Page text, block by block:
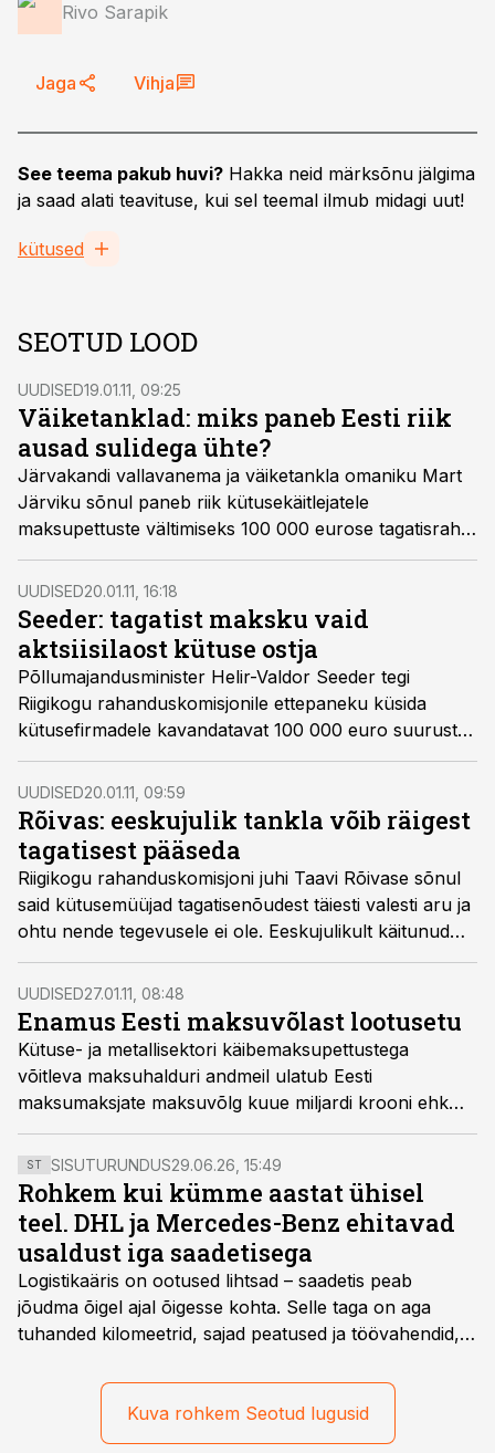
Rivo Sarapik
Jaga Vihja
See teema pakub huvi? Hakka neid märksõnu jälgima
ja saad alati teavituse, kui sel teemal ilmub midagi uut!
kütused
SEOTUD LOOD
UUDISED19.01.11, 09:25
Väiketanklad: miks paneb Eesti riik
ausad sulidega ühte?
Järvakandi vallavanema ja väiketankla omaniku Mart
Järviku sõnul paneb riik kütusekäitlejatele
maksupettuste vältimiseks 100 000 eurose tagatisraha
kehtestamisega mõned sulid enamuse ausalt
tegutsevate ettevõtetega ühte patta.
UUDISED20.01.11, 16:18
Seeder: tagatist maksku vaid
aktsiisilaost kütuse ostja
Põllumajandusminister Helir-Valdor Seeder tegi
Riigikogu rahanduskomisjonile ettepaneku küsida
kütusefirmadele kavandatavat 100 000 euro suurust
tagatist vaid aktsiisilaost ostjaile.
UUDISED20.01.11, 09:59
Rõivas: eeskujulik tankla võib räigest
tagatisest pääseda
Riigikogu rahanduskomisjoni juhi Taavi Rõivase sõnul
said kütusemüüjad tagatisenõudest täiesti valesti aru ja
ohtu nende tegevusele ei ole. Eeskujulikult käitunud
tankla võib pääseda tagatisest kõige räigemas määras.
UUDISED27.01.11, 08:48
Enamus Eesti maksuvõlast lootusetu
Kütuse- ja metallisektori käibemaksupettustega
võitleva maksuhalduri andmeil ulatub Eesti
maksumaksjate maksuvõlg kuue miljardi krooni ehk
ligikaudu 383,5 miljoni euroni, millest arvestatav osa
on lootusetu.
ST SISUTURUNDUS29.06.26, 15:49
Rohkem kui kümme aastat ühisel
teel. DHL ja Mercedes-Benz ehitavad
usaldust iga saadetisega
Logistikaäris on ootused lihtsad – saadetis peab
jõudma õigel ajal õigesse kohta. Selle taga on aga
tuhanded kilomeetrid, sajad peatused ja töövahendid,
on DHL usaldanud Mercedes-Benzi tarbesõidukeid
juba enam kui kümme aastat ning koostöö Vehoga on
selle aja jooksul kujunenud oluliseks osaks ettevõtte
Kuva rohkem Seotud lugusid